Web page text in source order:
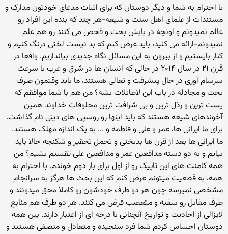
با احترام به شما و دیگر دوستان که برای اثبات مدعای خودتون مدارک و
مستندات از علمای اهل سنت و شیعه-هر چند که بنده این افراد رو
عالم نمیدونم و اونچه در بابش بحث و فحص می کنند رو هم علم
نمیدونم-ارائه می کنید، باید عرض کنم که بد نیست لختی درنگ کنیم و
کنار بایستیم و از بیرون به این مسائل نگاه جدیدی بیاندازیم. واقعا در
قرن ۲۱ در سال ۲۰۱۴ در حالی که انسان ها در شرق و غرب با سرعت
سرسام آوری در حال پیشرفت و تعالی هستند، ما باید وقتمون صرف
بحث و مجادله در باب این لاطائلات بشه؟ من هم با شما موافقم که
پست ترین و رذل ترین و بی شرافت ترین مخلوقات خداوند همین
آخوندهای شیعه هستند که باید اینها رو روسپی های دینی نام گذاشت.
برای ما ایرانی ها، عمر و علی و فاطمه و ... به یک اندازه مهلک هستند.
ما ایرانی ها بعد از قرن ها بدبختی و تحمل تحقیر و شکنجه حالا باید
بیایم و به دو دسته مدافعین عمر و مدافعین علی تقسیم بشیم؟ من
همه کامنت های این تاپیک رو از اول برای بار دوم خوندم. با احترام به
همه، به قطعیت میتونم عرض کنم که این بحث ها هرگز به سرانجام
مشخصی نمیرسه چون هر دو طرف خودشون رو کاملا محق میدونند و
طرف مقابل رو سفیه و متعصب فرض می کنند. هر دو طرف هم منابع
لایزالی از احادیث و تواریخ آنچنانی با درجه ای از اعتبار دارند. بین همه
دوستان احساس کردم شما فرد سنجیده و متعادل و منصفی هستید و